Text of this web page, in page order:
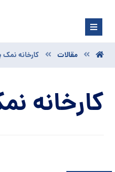
مقالات کارخانه نمک
کارخانه